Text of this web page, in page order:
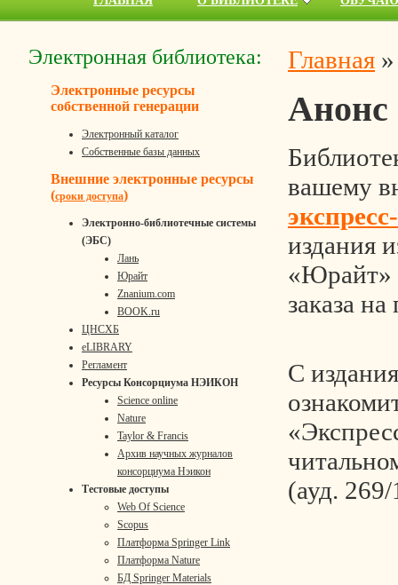
Электронная библиотека:
Электронные ресурсы
собственной генерации
Электронный каталог
Собственные базы данных
Внешние электронные ресурсы
(сроки доступа)
Электронно-библиотечные системы
(ЭБС)
Лань
Юрайт
Znanium.com
BOOK.ru
ЦНСХБ
eLIBRARY
Регламент
Ресурсы Консорциума НЭИКОН
Science online
Nature
Taylor & Francis
Архив научных журналов
консорциума Нэикон
Тестовые доступы
Web Of Science
Scopus
Платформа Springer Link
Платформа Nature
БД Springer Materials
Главная
Анонс
вашему
издания
«Юрайт»
заказа
С
(ауд.